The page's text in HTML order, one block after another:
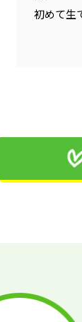
初めて生